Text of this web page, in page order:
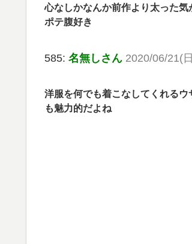
心なしかなんか前作より太った
ポテ腹好き
585: 名無しさん 2020/06/21(
洋服を何でも着こなしてくれる
も魅力的だよね